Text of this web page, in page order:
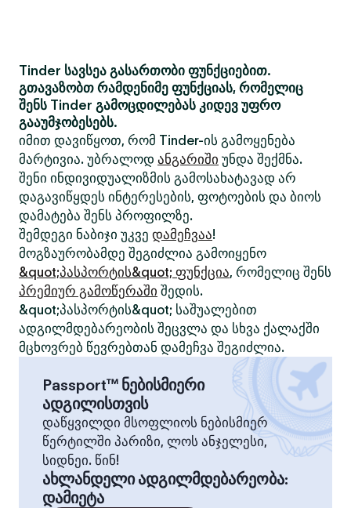
Tinder სავსეა გასართობი ფუნქციებით.
გთავაზობთ რამდენიმე ფუნქციას, რომელიც
შენს Tinder გამოცდილებას კიდევ უფრო
გააუმჯობესებს.
იმით დავიწყოთ, რომ Tinder-ის გამოყენება
მარტივია. უბრალოდ ანგარიში უნდა შექმნა.
შენი ინდივიდუალიზმის გამოსახატავად არ
დაგავიწყდეს ინტერესების, ფოტოების და ბიოს
დამატება შენს პროფილზე.
შემდეგი ნაბიჯი უკვე დამეჩვაა!
მოგზაურობამდე შეგიძლია გამოიყენო
&quot;პასპორტის&quot; ფუნქცია, რომელიც შენს
პრემიურ გამოწერაში შედის.
&quot;პასპორტის&quot; საშუალებით
ადგილმდებარეობის შეცვლა და სხვა ქალაქში
მცხოვრებ წევრებთან დამეჩვა შეგიძლია.
Passport™ ნებისმიერი
ადგილისთვის
დაწყვილდი მსოფლიოს ნებისმიერ
წერტილში პარიზი, ლოს ანჯელესი,
სიდნეი. წინ!
ახლანდელი ადგილმდებარეობა:
დამიეტა